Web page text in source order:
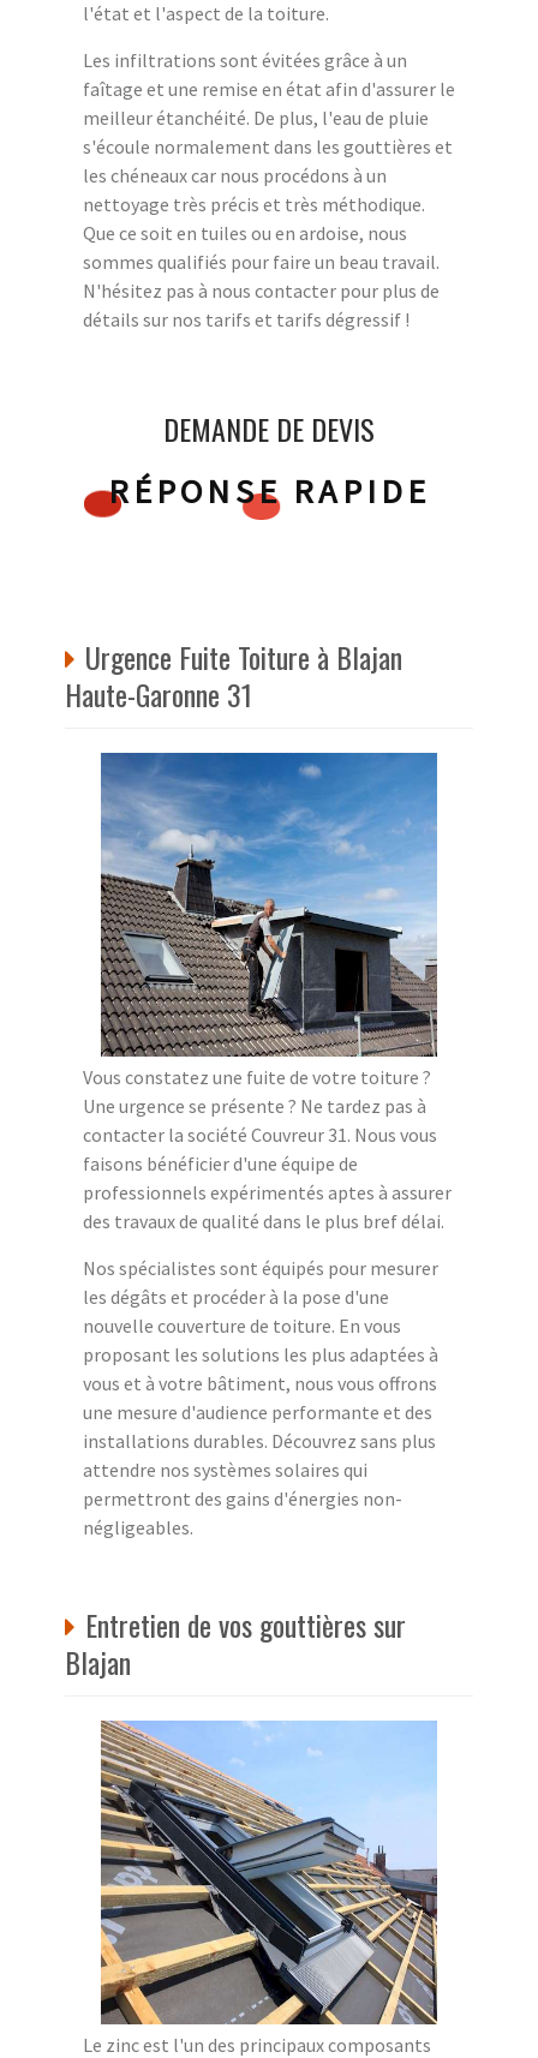
l'état et l'aspect de la toiture.
Les infiltrations sont évitées grâce à un
faîtage et une remise en état afin d'assurer le
meilleur étanchéité. De plus, l'eau de pluie
s'écoule normalement dans les gouttières et
les chéneaux car nous procédons à un
nettoyage très précis et très méthodique.
Que ce soit en tuiles ou en ardoise, nous
sommes qualifiés pour faire un beau travail.
N'hésitez pas à nous contacter pour plus de
détails sur nos tarifs et tarifs dégressif !
DEMANDE DE DEVIS
RÉPONSE RAPIDE
Urgence Fuite Toiture à Blajan
Haute-Garonne 31
Vous constatez une fuite de votre toiture ?
Une urgence se présente ? Ne tardez pas à
contacter la société Couvreur 31. Nous vous
faisons bénéficier d'une équipe de
professionnels expérimentés aptes à assurer
des travaux de qualité dans le plus bref délai.
Nos spécialistes sont équipés pour mesurer
les dégâts et procéder à la pose d'une
nouvelle couverture de toiture. En vous
proposant les solutions les plus adaptées à
vous et à votre bâtiment, nous vous offrons
une mesure d'audience performante et des
installations durables. Découvrez sans plus
attendre nos systèmes solaires qui
permettront des gains d'énergies non-
négligeables.
Entretien de vos gouttières sur
Blajan
Le zinc est l'un des principaux composants